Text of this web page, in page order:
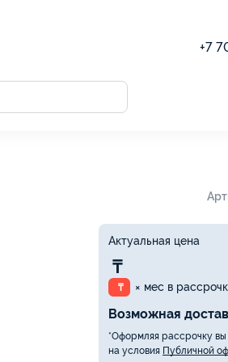
+7
Актуальная цена
₸
₸ × мес в
Возможная
*Оформляя рассрочку вы
на условия Публичной